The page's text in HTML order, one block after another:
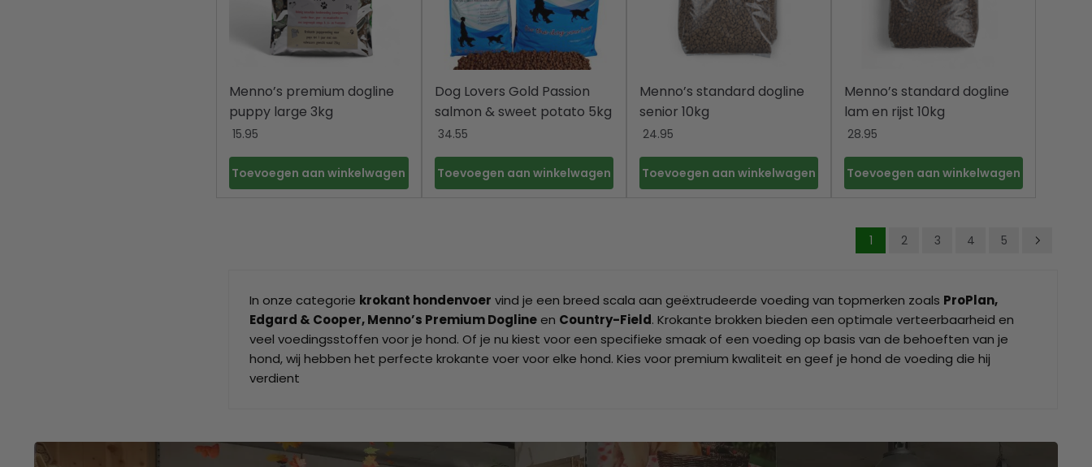
Menno’s premium dogline
puppy large 3kg
15.95
Toevoegen aan winkelwagen
Dog Lovers Gold Passion
salmon & sweet potato 5kg
34.55
Toevoegen aan winkelwagen
Menno’s standard dogline
senior 10kg
24.95
Toevoegen aan winkelwagen
Menno’s standard dogline
lam en rijst 10kg
28.95
Toevoegen aan winkelwagen
1 2 3 4 5
In onze categorie krokant hondenvoer vind je een breed scala aan geëxtrudeerde voeding van topmerken zoals ProPlan,
Edgard & Cooper, Menno’s Premium Dogline en Country-Field. Krokante brokken bieden een optimale verteerbaarheid en
veel voedingsstoffen voor je hond. Of je nu kiest voor een specifieke smaak of een voeding op basis van de behoeften van je
hond, wij hebben het perfecte krokante voer voor elke hond. Kies voor premium kwaliteit en geef je hond de voeding die hij
verdient